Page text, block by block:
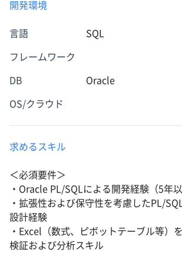
開発環境
言語 SQL
フレームワーク
DB Oracle
OS/クラウド
求めるスキル
＜必須要件＞
・Oracle PL/SQLによる開発経験（5年以
・拡張性および保守性を考慮したPL/
設計経験
・Excel（数式、ピボットテーブル等）
検証および分析スキル